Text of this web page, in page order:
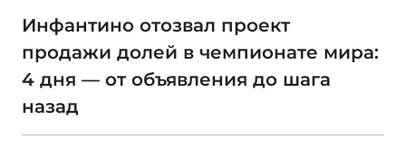
Инфантино отозвал проект
продажи долей в чемпионате мира:
4 дня — от объявления до шага
назад